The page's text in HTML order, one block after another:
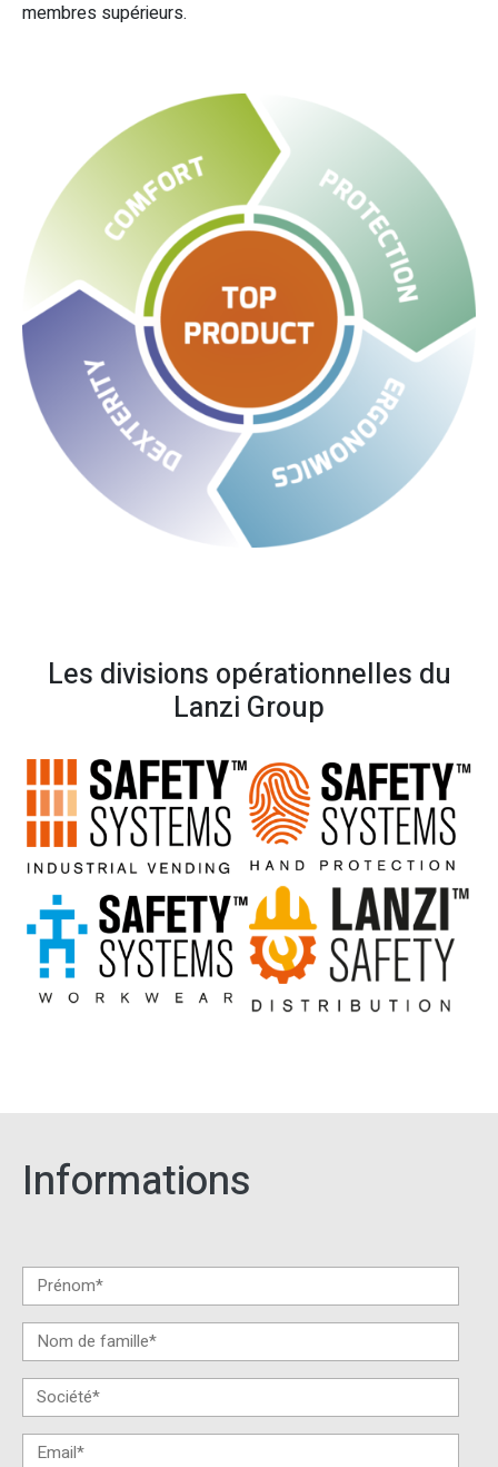
membres supérieurs.
Les divisions opérationnelles du
Lanzi Group
Informations